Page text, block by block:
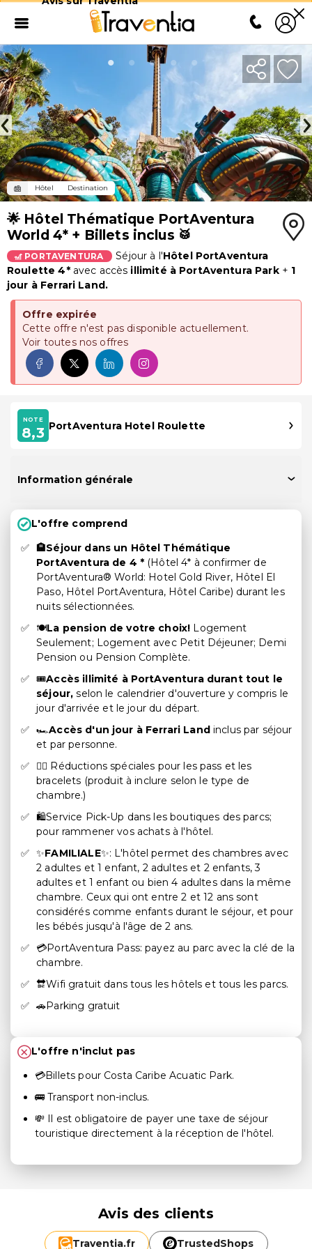
Hôtel Destination
🌟 Hôtel Thématique PortAventura
World 4* + Billets inclus 🥁
🎢 PORTAVENTURA Séjour à l'Hôtel PortAventura
Roulette 4*avec accès illimité à PortAventura Park+ 1
jour à Ferrari Land.
Offre expirée
Cette offre n'est pas disponible actuellement.
Voir toutes nos offres
NOTE
8,3 PortAventura Hotel Roulette
Information générale
L'offre comprend
🏨Séjour dans un Hôtel Thémátique
PortAventura de 4 * (Hôtel 4* à confirmer de
PortAventura® World: Hotel Gold River, Hôtel El
Paso, Hôtel PortAventura, Hôtel Caribe) durant les
nuits sélectionnées.
🍽️La pension de votre choix! Logement
Seulement; Logement avec Petit Déjeuner; Demi
Pension ou Pension Complète.
🎟️Accès illimité à PortAventura durant tout le
séjour, selon le calendrier d'ouverture y compris le
jour d'arrivée et le jour du départ.
🏎️Accès d'un jour à Ferrari Landinclus par séjour
et par personne.
🏃‍♀️ Réductions spéciales pour les pass et les
bracelets (produit à inclure selon le type de
chambre.)
🛍️Service Pick-Up dans les boutiques des parcs;
pour rammener vos achats à l'hôtel.
✨FAMILIALE✨: L'hôtel permet des chambres avec
2 adultes et 1 enfant, 2 adultes et 2 enfants, 3
adultes et 1 enfant ou bien 4 adultes dans la même
chambre. Ceux qui ont entre 2 et 12 ans sont
considérés comme enfants durant le séjour, et pour
les bébés jusqu'à l'âge de 2 ans.
💳PortAventura Pass: payez au parc avec la clé de la
chambre.
🔛Wifi gratuit dans tous les hôtels et tous les parcs.
🚗Parking gratuit
L'offre n'inclut pas
💳Billets pour Costa Caribe Acuatic Park.
🚌 Transport non-inclus.
💸 Il est obligatoire de payer une taxe de séjour
touristique directement à la réception de l'hôtel.
Avis des clients
Traventia.fr TrustedShops